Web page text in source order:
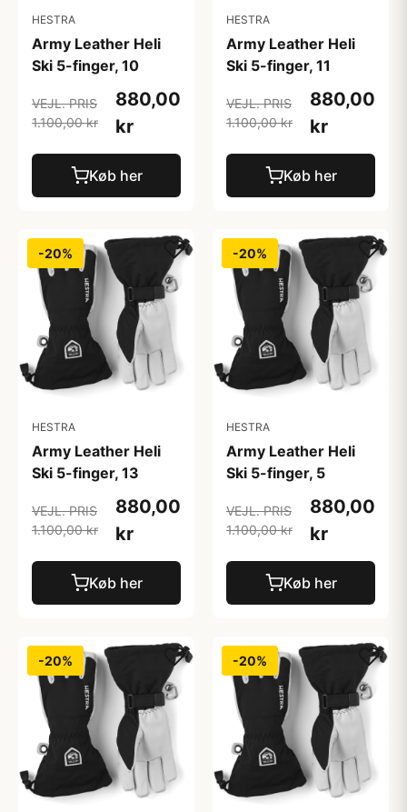
HESTRA
Army Leather Heli
Ski 5-finger, 10
VEJL. PRIS
1.100,00 kr
880,00
kr
Køb her
HESTRA
Army Leather Heli
Ski 5-finger, 11
VEJL. PRIS
1.100,00 kr
880,00
kr
Køb her
-20%
HESTRA
Army Leather Heli
Ski 5-finger, 13
VEJL. PRIS
1.100,00 kr
880,00
kr
Køb her
-20%
HESTRA
Army Leather Heli
Ski 5-finger, 5
VEJL. PRIS
1.100,00 kr
880,00
kr
Køb her
-20% -20%